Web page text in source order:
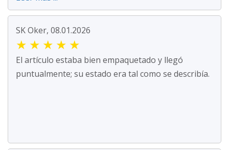
SK Oker, 08.01.2026
★ ★ ★ ★ ★
El artículo estaba bien empaquetado y llegó
puntualmente; su estado era tal como se describía.